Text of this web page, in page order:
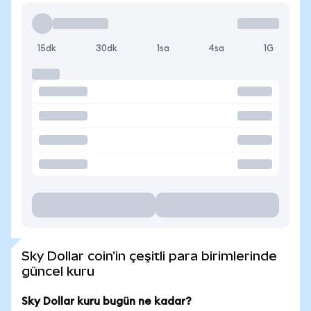
15dk 30dk 1sa 4sa 1G
Sky Dollar coin'in çeşitli para birimlerinde
güncel kuru
Sky Dollar kuru bugün ne kadar?